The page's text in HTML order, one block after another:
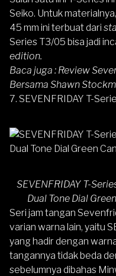
Seiko. Untuk
45 mm ini terbuat dari
Series T3/05 bisa jadi
edition.
Baca juga : Review
Bersama Shawn
7. SEVENFRIDAY T-
SEVENFRIDAY T-
Dual Tone Dial
Seri jam tangan
varian warna lain, yaitu
yang hadir dengan
tangannya tidak beda
sebelumnya dibahas